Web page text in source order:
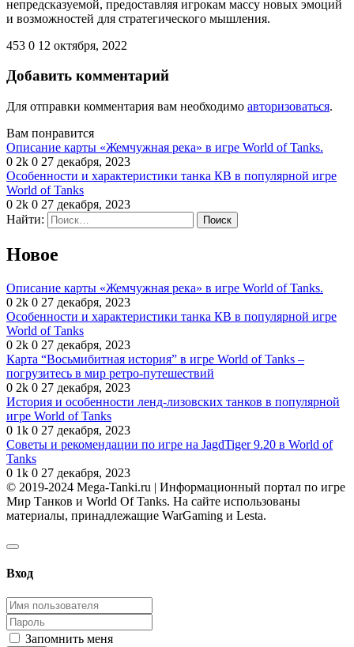
непредсказуемой, предоставляя игрокам массу новых эмоций
и возможностей для стратегического мышления.
453 0 12 октября, 2022
Добавить комментарий
Для отправки комментария вам необходимо авторизоваться.
Вам понравится
Описание карты «Жемчужная река» в игре World of Tanks.
0 2k 0 27 декабря, 2023
Особенности и характеристики танка КВ в популярной игре
World of Tanks
0 2k 0 27 декабря, 2023
Найти:
Новое
Описание карты «Жемчужная река» в игре World of Tanks.
0 2k 0 27 декабря, 2023
Особенности и характеристики танка КВ в популярной игре
World of Tanks
0 2k 0 27 декабря, 2023
Карта “Восьмибитная история” в игре World of Tanks –
погрузитесь в мир ретро-путешествий
0 2k 0 27 декабря, 2023
История и особенности ленд-лизовских танков в популярной
игре World of Tanks
0 1k 0 27 декабря, 2023
Советы и рекомендации по игре на JagdTiger 9.20 в World of
Tanks
0 1k 0 27 декабря, 2023
© 2019-2024 Mega-Tanki.ru | Информационный портал по игре
Мир Танков и World Of Tanks. На сайте использованы
материалы, принадлежащие WarGaming и Lesta.
Вход
Запомнить меня